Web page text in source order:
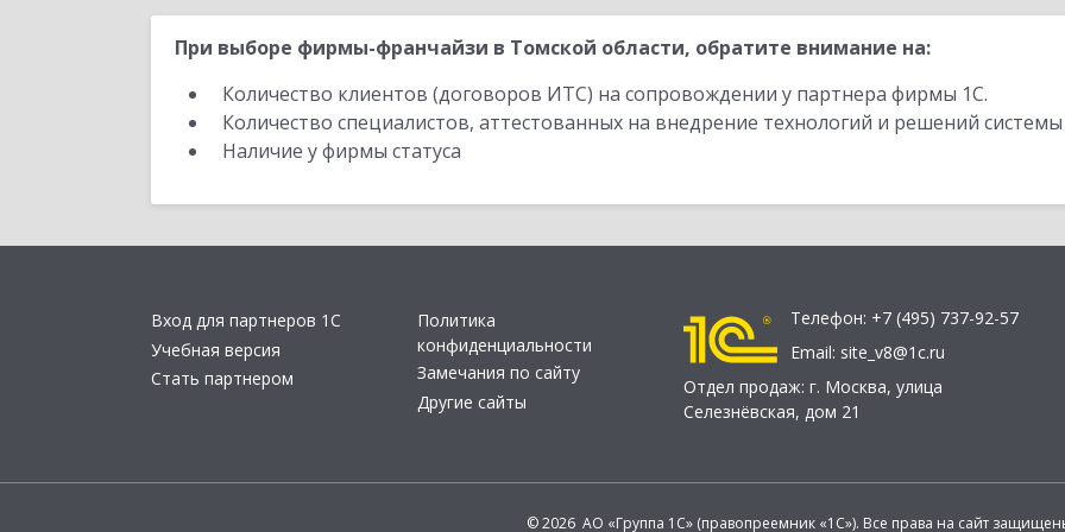
При выборе фирмы-франчайзи в Томской области, обратите внимание на:
Количество клиентов (договоров ИТС) на сопровождении у партнера фирмы 1С.
Количество специалистов, аттестованных на внедрение технологий и решений
Наличие у фирмы статуса
Вход для партнеров 1С
Учебная версия
Стать партнером
Политика
конфиденциальности
Замечания по сайту
Другие сайты
Телефон: +7 (495) 737-92-57
Email: site_v8@1c.ru
Отдел продаж: г. Москва, улица
Селезнёвская, дом 21
© 2026 АО «Группа 1С» (правопреемник «1С»). Все права на сайт